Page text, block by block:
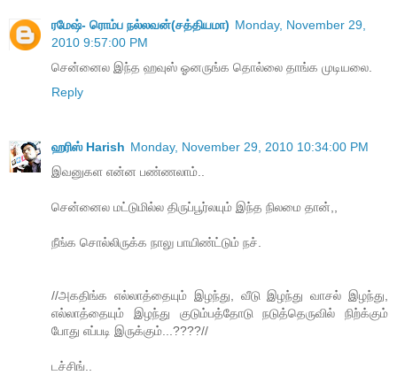
ரமேஷ்- ரொம்ப நல்லவன்(சத்தியமா) Monday, November 29,
2010 9:57:00 PM
சென்னைல இந்த ஹவுஸ் ஓனருங்க தொல்லை தாங்க முடியலை.
Reply
ஹரிஸ் Harish Monday, November 29, 2010 10:34:00 PM
இவனுகள என்ன பண்ணலாம்..
சென்னைல மட்டுமில்ல திருப்பூர்லயும் இந்த நிலமை தான்,,
நீங்க சொல்லிருக்க நாலு பாயிண்ட்டும் நச்.
//அகதிங்க எல்லாத்தையும் இழந்து, வீடு இழந்து வாசல் இழந்து,
எல்லாத்தையும் இழந்து குடும்பத்தோடு நடுத்தெருவில் நிற்க்கும்
போது எப்படி இருக்கும்...????//
டச்சிங்..